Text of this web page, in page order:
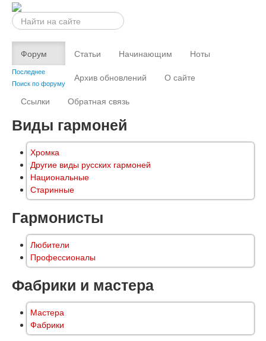
Искать...
Форум
Последнее
Поиск по форуму
Статьи Начинающим
Ноты
Архив обновлений
О сайте
Ссылки
Обратная связь
Виды гармоней
Хромка
Другие виды русских гармоней
Национальные
Старинные
Гармонисты
Любители
Профессионалы
Фабрики и мастера
Мастера
Фабрики